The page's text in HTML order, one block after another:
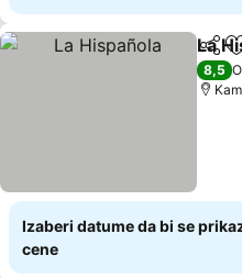
Deli
La
8,5
Izaberi datume da bi se
cene